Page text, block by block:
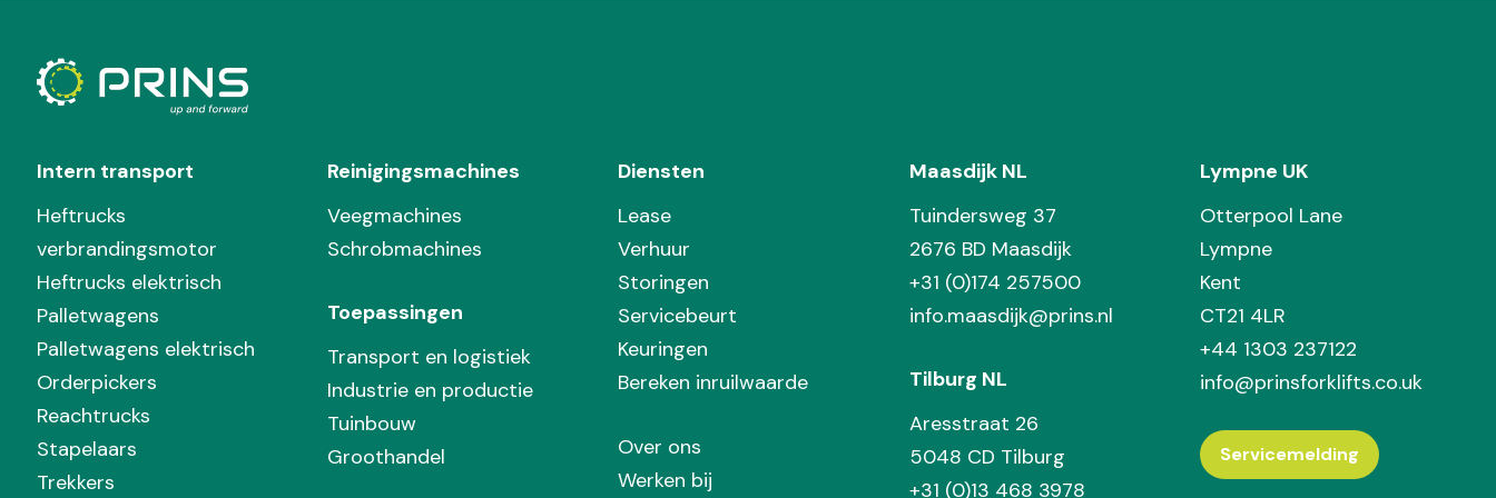
Intern transport
Heftrucks
verbrandingsmotor
Heftrucks elektrisch
Palletwagens
Palletwagens elektrisch
Orderpickers
Reachtrucks
Stapelaars
Trekkers
Reinigingsmachines
Veegmachines
Schrobmachines
Toepassingen
Transport en logistiek
Industrie en productie
Tuinbouw
Groothandel
Diensten
Lease
Verhuur
Storingen
Servicebeurt
Keuringen
Bereken inruilwaarde
Over ons
Werken bij
Maasdijk NL
Tuindersweg 37
2676 BD Maasdijk
+31 (0)174 257500
info.maasdijk@prins.nl
Tilburg NL
Aresstraat 26
5048 CD Tilburg
+31 (0)13 468 3978
Lympne UK
Otterpool Lane
Lympne
Kent
CT21 4LR
+44 1303 237122
info@prinsforklifts.co.uk
Servicemelding